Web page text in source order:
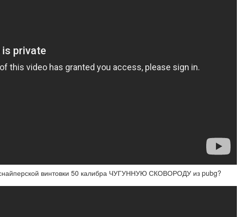
винтовки 50 калибра ЧУГУННУЮ СКОВОРОДУ из pubg?